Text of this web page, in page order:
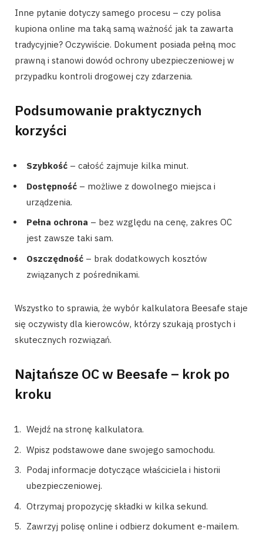
Inne pytanie dotyczy samego procesu – czy polisa
kupiona online ma taką samą ważność jak ta zawarta
tradycyjnie? Oczywiście. Dokument posiada pełną moc
prawną i stanowi dowód ochrony ubezpieczeniowej w
przypadku kontroli drogowej czy zdarzenia.
Podsumowanie praktycznych
korzyści
Szybkość – całość zajmuje kilka minut.
Dostępność – możliwe z dowolnego miejsca i
urządzenia.
Pełna ochrona – bez względu na cenę, zakres OC
jest zawsze taki sam.
Oszczędność – brak dodatkowych kosztów
związanych z pośrednikami.
Wszystko to sprawia, że wybór kalkulatora Beesafe staje
się oczywisty dla kierowców, którzy szukają prostych i
skutecznych rozwiązań.
Najtańsze OC w Beesafe – krok po
kroku
Wejdź na stronę kalkulatora.
Wpisz podstawowe dane swojego samochodu.
Podaj informacje dotyczące właściciela i historii
ubezpieczeniowej.
Otrzymaj propozycję składki w kilka sekund.
Zawrzyj polisę online i odbierz dokument e-mailem.